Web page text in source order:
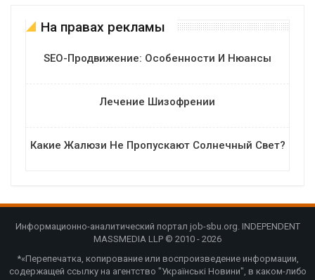
На правах рекламы
SEO-Продвижение: Особенности И Нюансы
Лечение Шизофрении
Какие Жалюзи Не Пропускают Солнечный Свет?
Информационно-аналитический портал job-sbu.org. INDEPENDENT
MASSMEDIA LLP © 2010 - 2026
*«Перепечатка, копирование или воспроизведение информации,
содержащей ссылку на агентство "Українські Новини", в каком-либо